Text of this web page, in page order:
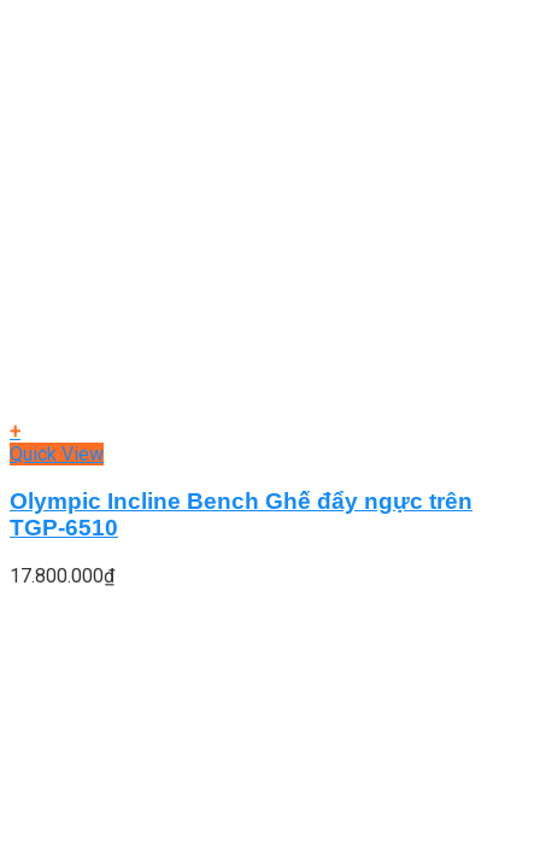
+
Quick View
Olympic Incline Bench Ghế đẩy ngực trên
TGP-6510
17.800.000₫